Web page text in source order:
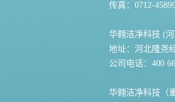
传真：0712-
华翱洁净科技 (
地址：河北隆尧
公司电话：400
华翱洁净科技（